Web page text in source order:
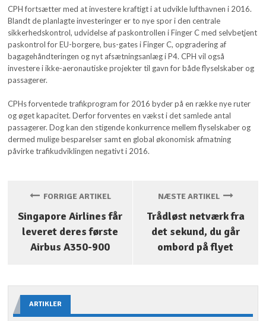
CPH fortsætter med at investere kraftigt i at udvikle lufthavnen i 2016.
Blandt de planlagte investeringer er to nye spor i den centrale
sikkerhedskontrol, udvidelse af paskontrollen i Finger C med selvbetjent
paskontrol for EU-borgere, bus-gates i Finger C, opgradering af
bagagehåndteringen og nyt afsætningsanlæg i P4. CPH vil også
investere i ikke-aeronautiske projekter til gavn for både flyselskaber og
passagerer.
CPHs forventede trafikprogram for 2016 byder på en række nye ruter
og øget kapacitet. Derfor forventes en vækst i det samlede antal
passagerer. Dog kan den stigende konkurrence mellem flyselskaber og
dermed mulige besparelser samt en global økonomisk afmatning
påvirke trafikudviklingen negativt i 2016.
FORRIGE ARTIKEL
Singapore Airlines får
leveret deres første
Airbus A350-900
NÆSTE ARTIKEL
Trådløst netværk fra
det sekund, du går
ombord på flyet
ARTIKLER